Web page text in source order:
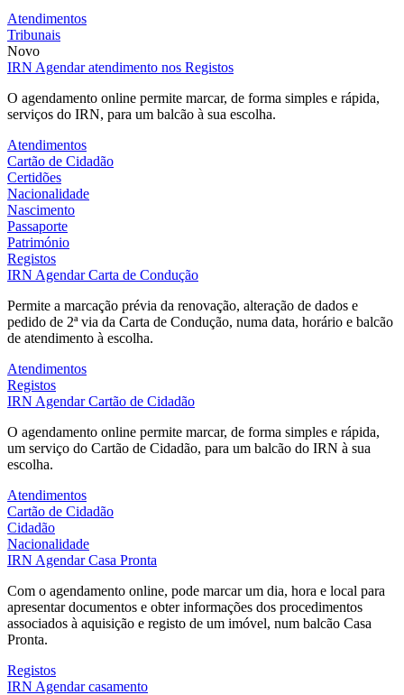
Atendimentos
Tribunais
Novo
IRN Agendar atendimento nos Registos
O agendamento online permite marcar, de forma simples e rápida,
serviços do IRN, para um balcão à sua escolha.
Atendimentos
Cartão de Cidadão
Certidões
Nacionalidade
Nascimento
Passaporte
Património
Registos
IRN Agendar Carta de Condução
Permite a marcação prévia da renovação, alteração de dados e
pedido de 2ª via da Carta de Condução, numa data, horário e balcão
de atendimento à escolha.
Atendimentos
Registos
IRN Agendar Cartão de Cidadão
O agendamento online permite marcar, de forma simples e rápida,
um serviço do Cartão de Cidadão, para um balcão do IRN à sua
escolha.
Atendimentos
Cartão de Cidadão
Cidadão
Nacionalidade
IRN Agendar Casa Pronta
Com o agendamento online, pode marcar um dia, hora e local para
apresentar documentos e obter informações dos procedimentos
associados à aquisição e registo de um imóvel, num balcão Casa
Pronta.
Registos
IRN Agendar casamento